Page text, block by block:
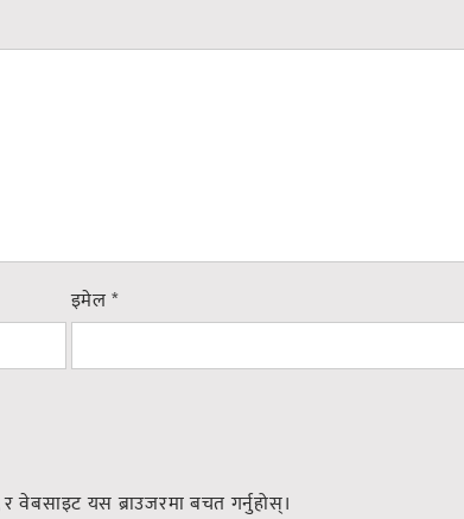
इमेल*
वेबसाइट यस ब्राउजरमा बचत गर्नुहोस्।